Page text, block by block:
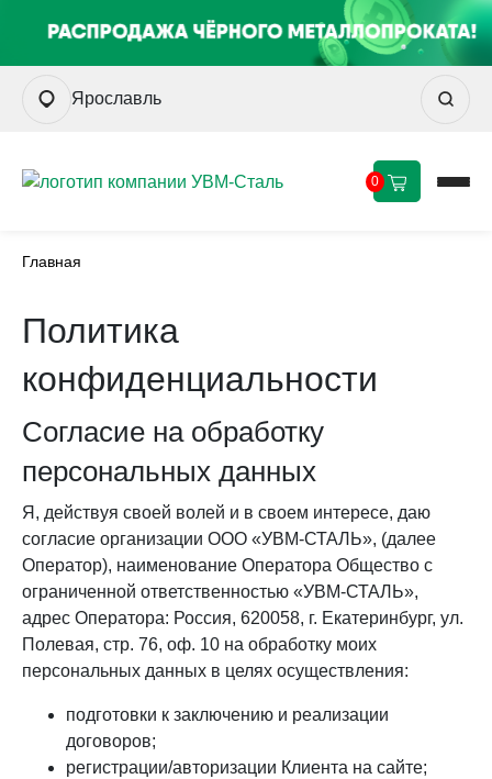
Ярославль
0
Главная
Политика
конфиденциальности
Согласие на обработку
персональных данных
Я, действуя своей волей и в своем интересе, даю
согласие организации ООО «УВМ-СТАЛЬ», (далее
Оператор), наименование Оператора Общество с
ограниченной ответственностью «УВМ-СТАЛЬ»,
адрес Оператора: Россия, 620058, г. Екатеринбург, ул.
Полевая, стр. 76, оф. 10 на обработку моих
персональных данных в целях осуществления:
подготовки к заключению и реализации
договоров;
регистрации/авторизации Клиента на сайте;